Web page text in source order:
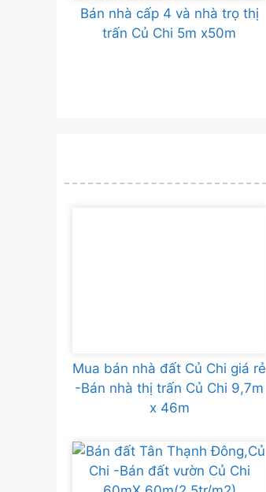
Bán nhà cấp 4 và nhà trọ thị
trấn Củ Chi 5m x50m
Mua bán nhà đất Củ Chi giá rẻ
-Bán nhà thị trấn Củ Chi 9,7m
x 46m